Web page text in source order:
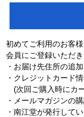
初めてご利用のお客
会員にご登録いただ
・お届け先住所の追
・クレジットカード
(次回ご購入時にカ
・メールマガジンの
・南江堂が発行して